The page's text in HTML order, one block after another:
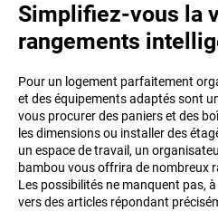
Simplifiez-vous la
rangements
Pour un logement parfaitement
et des équipements adaptés sont
vous procurer des paniers et des
les dimensions ou installer des
un espace de travail, un
bambou vous offrira de nombreux
Les possibilités ne manquent pas,
vers des articles répondant